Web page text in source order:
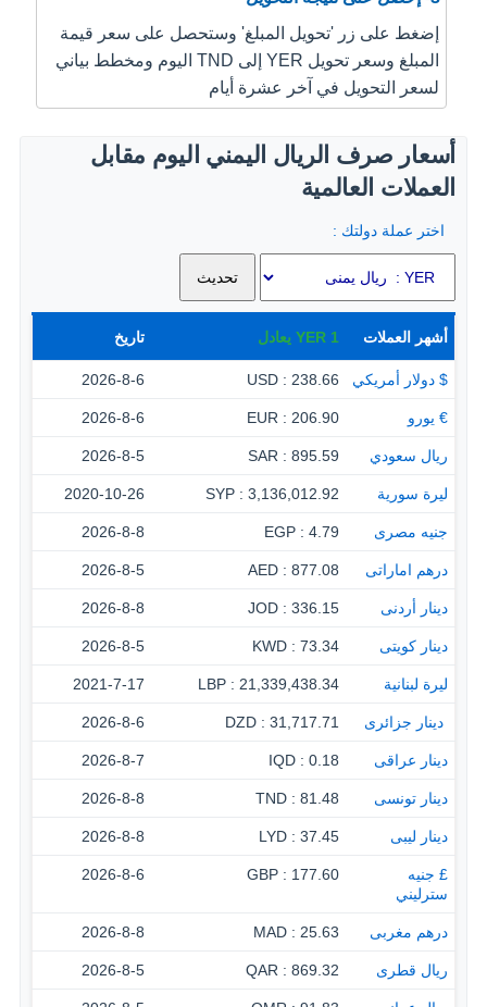
إضغط على زر 'تحويل المبلغ' وستحصل على سعر قيمة
المبلغ وسعر تحويل YER إلى TND اليوم ومخطط بياني
لسعر التحويل في آخر عشرة أيام
أسعار صرف الريال اليمني اليوم مقابل
العملات العالمية
اختر عملة دولتك :
أشهر العملات 1
YER يعادل تاريخ
$ دولار أمريكي 238.66 : USD
2026-8-6
€ يورو 206.90 : EUR
2026-8-6
ريال سعودي 895.59 : SAR
2026-8-5
ليرة سورية 3,136,012.92 : SYP
2020-10-26
جنيه مصرى 4.79 : EGP
2026-8-8
درهم اماراتى 877.08 : AED
2026-8-5
دينار أردنى 336.15 : JOD
2026-8-8
دينار كويتى 73.34 : KWD
2026-8-5
ليرة لبنانية 21,339,438.34 : LBP
2021-7-17
‏ دينار جزائرى 31,717.71 : DZD
2026-8-6
دينار عراقى 0.18 : IQD
2026-8-7
دينار تونسى 81.48 : TND
2026-8-8
دينار ليبى 37.45 : LYD
2026-8-8
£ جنيه
سترليني
177.60 : GBP
2026-8-6
درهم مغربى 25.63 : MAD
2026-8-8
ريال قطرى 869.32 : QAR
2026-8-5